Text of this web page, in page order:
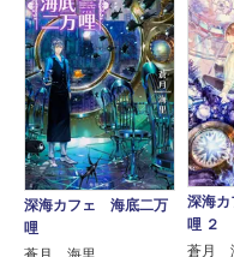
深海カフェ 海底二万
哩
深海
哩 ２
蒼月